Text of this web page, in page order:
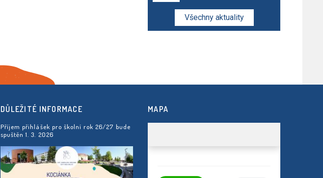
Všechny aktuality
DŮLEŽITÉ INFORMACE
Příjem přihlášek pro školní rok 26/27 bude
spuštěn 1. 3. 2026
MAPA